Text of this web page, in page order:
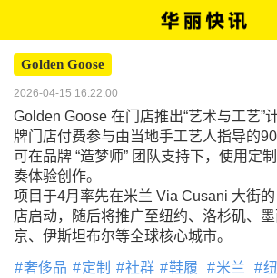
Golden Goose
2026-04-15 16:22:00
Golden Goose 在门店推出“艺术与工艺”
牌门店付费参与由当地手工艺人指导的
可在品牌 “造梦师” 团队支持下，使用定
奏体验创作。
项目于4月率先在米兰 Via Cusani 大街的
店启动，随后将推广至纽约、洛杉矶、
京、伊斯坦布尔等全球核心城市。
奢侈品 定制 社群 鞋履 米兰